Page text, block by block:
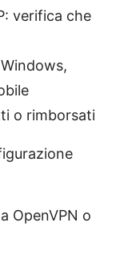
verifica che
o rimborsati
OpenVPN o